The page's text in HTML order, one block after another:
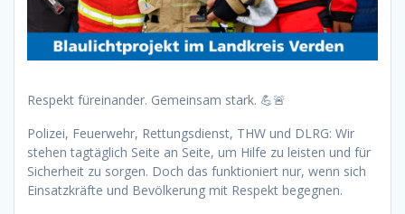
Respekt füreinander. Gemeinsam stark. 💪🚨
Polizei, Feuerwehr, Rettungsdienst, THW und DLRG: Wir
stehen tagtäglich Seite an Seite, um Hilfe zu leisten und für
Sicherheit zu sorgen. Doch das funktioniert nur, wenn sich
Einsatzkräfte und Bevölkerung mit Respekt begegnen.